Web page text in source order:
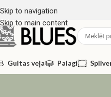
Skip to navigation
Skip to main content
Gultas veļa Palagi